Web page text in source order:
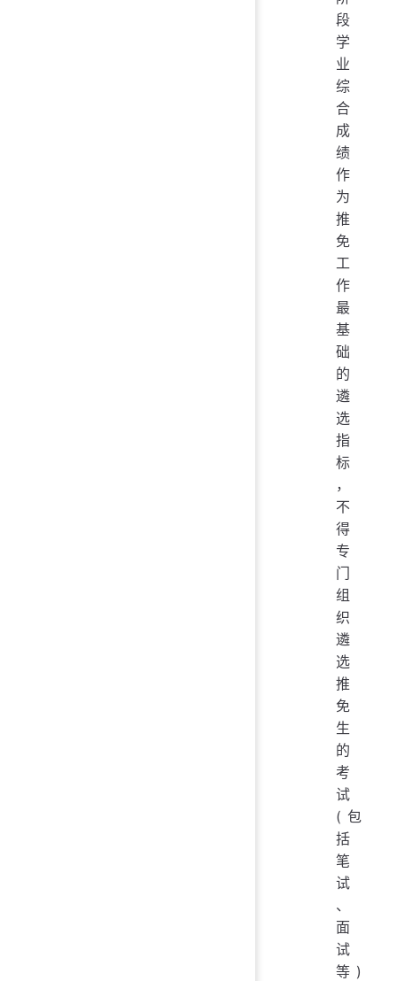
段
学
业
综
合
成
绩
作
为
推
免
工
作
最
基
础
的
遴
选
指
标
，
不
得
专
门
组
织
遴
选
推
免
生
的
考
试
(包
括
笔
试
、
面
试
等)